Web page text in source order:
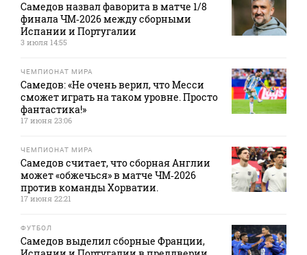
Самедов назвал фаворита в матче 1/8
финала ЧМ‑2026 между сборными
Испании и Португалии
3 июля 14:55
ЧЕМПИОНАТ МИРА
Самедов: «Не очень верил, что Месси
сможет играть на таком уровне. Просто
фантастика!»
17 июня 23:06
ЧЕМПИОНАТ МИРА
Самедов считает, что сборная Англии
может «обжечься» в матче ЧМ‑2026
против команды Хорватии.
17 июня 22:21
ФУТБОЛ
Самедов выделил сборные Франции,